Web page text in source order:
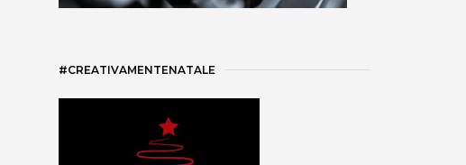
#CREATIVAMENTENATALE